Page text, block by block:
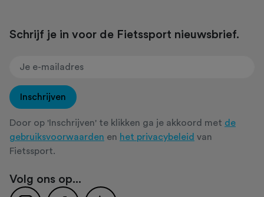
Schrijf je in voor de Fietssport nieuwsbrief.
Inschrijven
Door op 'Inschrijven' te klikken ga je akkoord met de
gebruiksvoorwaarden en het privacybeleid van
Fietssport.
Volg ons op...